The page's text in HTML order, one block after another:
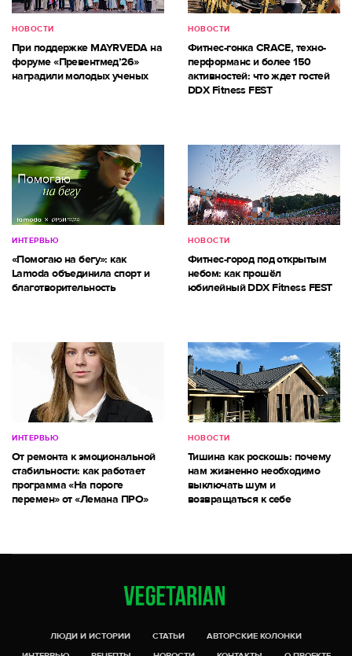
НОВОСТИ
При поддержке MAYRVEDA на
форуме «Превентмед’26»
наградили молодых ученых
НОВОСТИ
Фитнес-гонка CRACE, техно-
перформанс и более 150
активностей: что ждет гостей
DDX Fitness FEST
ИНТЕРВЬЮ
«Помогаю на бегу»: как
Lamoda объединила спорт и
благотворительность
НОВОСТИ
Фитнес-город под открытым
небом: как прошёл
юбилейный DDX Fitness FEST
ИНТЕРВЬЮ
От ремонта к эмоциональной
стабильности: как работает
программа «На пороге
перемен» от «Лемана ПРО»
НОВОСТИ
Тишина как роскошь: почему
нам жизненно необходимо
выключать шум и
возвращаться к себе
ЛЮДИ И ИСТОРИИ СТАТЬИ
АВТОРСКИЕ КОЛОНКИ